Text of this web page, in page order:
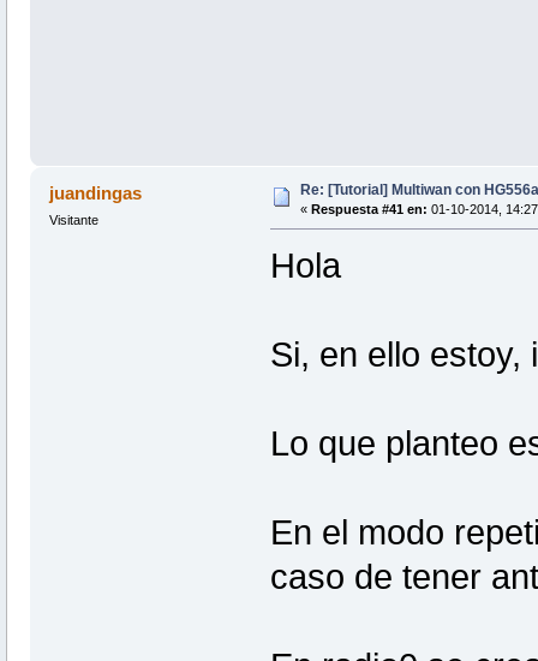
juandingas
Visitante
Re: [Tutorial] Multiwan con
« Respuesta #41 en: 01-10-2014,
Hola
Si, en ello estoy,
Lo que planteo
En el modo
caso de tener